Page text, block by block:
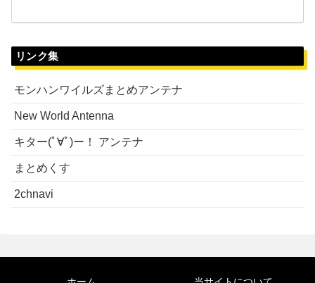
リンク集
モンハンワイルズまとめアンテナ
New World Antenna
キター(ﾟ∀ﾟ)ー！ アンテナ
まとめくす
2chnavi